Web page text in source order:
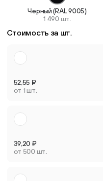
Черный (RAL 9005)
1 490 шт.
Стоимость за шт.
52,55 ₽
от 1 шт.
39,20 ₽
от 500 шт.